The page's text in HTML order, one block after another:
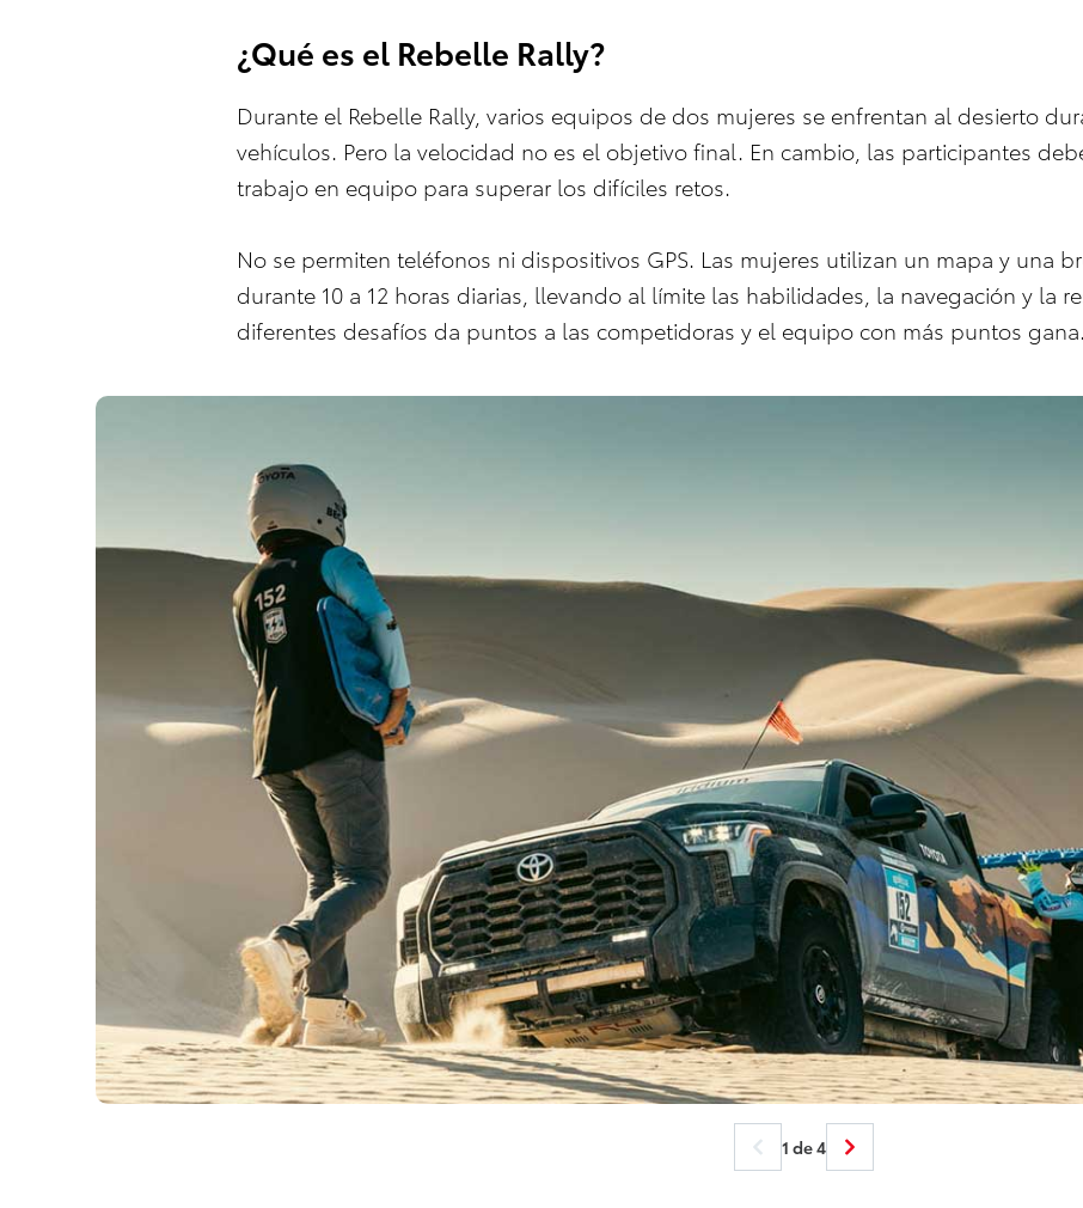
¿Qué es el Rebelle Rally?
Durante el Rebelle Rally, varios equipos de dos mujeres se enfrentan al desierto
vehículos. Pero la velocidad no es el objetivo final. En cambio, las participantes
trabajo en equipo para superar los difíciles retos.
No se permiten teléfonos ni dispositivos GPS. Las mujeres utilizan un mapa y una
durante 10 a 12 horas diarias, llevando al límite las habilidades, la navegación y la
diferentes desafíos da puntos a las competidoras y el equipo con más puntos gana.
1 de 4